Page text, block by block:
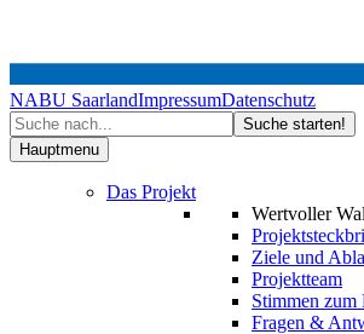
NABU SaarlandImpressumDatenschutz
Hauptmenu
Das Projekt
Wertvoller
Ziele und
Projektteam
Stimmen zum
Fragen &